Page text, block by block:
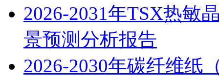
2026-2031年TSX热敏
景预测分析报告
2026-2030年碳纤维纸